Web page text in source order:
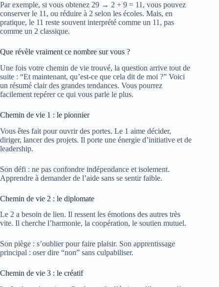
Par exemple, si vous obtenez 29 → 2 + 9 = 11, vous pouvez
conserver le 11, ou réduire à 2 selon les écoles. Mais, en
pratique, le 11 reste souvent interprété comme un 11, pas
comme un 2 classique.
Que révèle vraiment ce nombre sur vous ?
Une fois votre chemin de vie trouvé, la question arrive tout de
suite : “Et maintenant, qu’est-ce que cela dit de moi ?” Voici
un résumé clair des grandes tendances. Vous pourrez
facilement repérer ce qui vous parle le plus.
Chemin de vie 1 : le pionnier
Vous êtes fait pour ouvrir des portes. Le 1 aime décider,
diriger, lancer des projets. Il porte une énergie d’initiative et de
leadership.
Son défi : ne pas confondre indépendance et isolement.
Apprendre à demander de l’aide sans se sentir faible.
Chemin de vie 2 : le diplomate
Le 2 a besoin de lien. Il ressent les émotions des autres très
vite. Il cherche l’harmonie, la coopération, le soutien mutuel.
Son piège : s’oublier pour faire plaisir. Son apprentissage
principal : oser dire “non” sans culpabiliser.
Chemin de vie 3 : le créatif